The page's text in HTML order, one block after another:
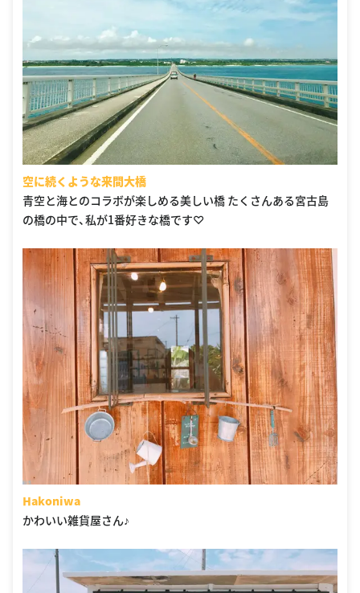
空に続くような来間大橋
青空と海とのコラボが楽しめる美しい橋 たくさんある宮古島
の橋の中で、私が1番好きな橋です♡
Hakoniwa
かわいい雑貨屋さん♪